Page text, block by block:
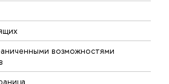
возможностями